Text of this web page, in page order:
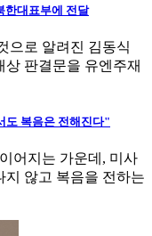
한대표부에 전달
으로 알려진 김동식
판결문을 유엔주재
도 복음은 전해진다"
어지는 가운데, 미사
지 않고 복음을 전하는